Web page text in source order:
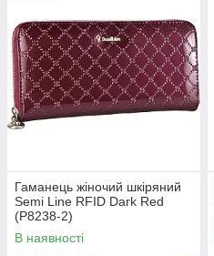
Гаманець жіночий шкіряний
Semi Line RFID Dark Red
(P8238-2)
В наявності